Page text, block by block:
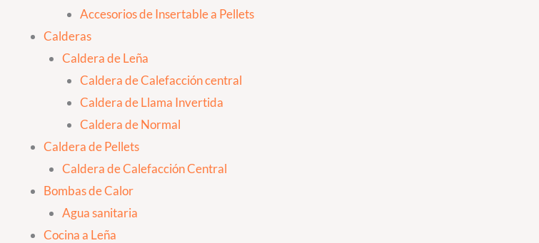
Accesorios de Insertable a Pellets
Calderas
Caldera de Leña
Caldera de Calefacción central
Caldera de Llama Invertida
Caldera de Normal
Caldera de Pellets
Caldera de Calefacción Central
Bombas de Calor
Agua sanitaria
Cocina a Leña